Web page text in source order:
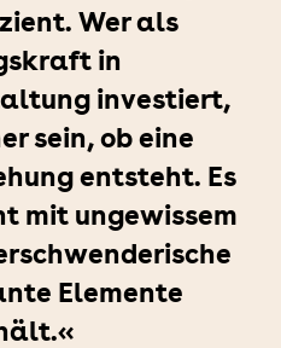
Wer als
in
investiert,
sein, ob eine
entsteht. Es
mit ungewissem
Elemente